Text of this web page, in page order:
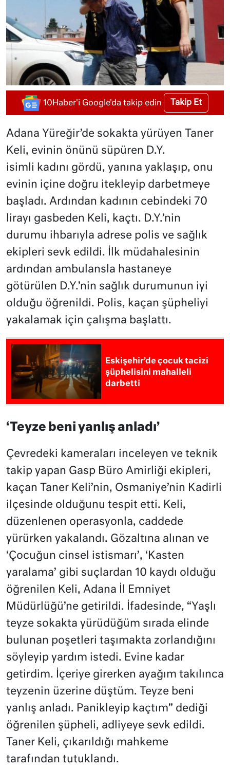
10Haber'i Google'da takip edin Takip Et
Adana Yüreğir’de sokakta yürüyen Taner
Keli, evinin önünü süpüren D.Y.
isimli kadını gördü, yanına yaklaşıp, onu
evinin içine doğru itekleyip darbetmeye
başladı. Ardından kadının cebindeki 70
lirayı gasbeden Keli, kaçtı. D.Y.’nin
durumu ihbarıyla adrese polis ve sağlık
ekipleri sevk edildi. İlk müdahalesinin
ardından ambulansla hastaneye
götürülen D.Y.’nin sağlık durumunun iyi
olduğu öğrenildi. Polis, kaçan şüpheliyi
yakalamak için çalışma başlattı.
Eskişehir’de çocuk tacizi
şüphelisini mahalleli
darbetti
‘Teyze beni yanlış anladı’
Çevredeki kameraları inceleyen ve teknik
takip yapan Gasp Büro Amirliği ekipleri,
kaçan Taner Keli’nin, Osmaniye’nin Kadirli
ilçesinde olduğunu tespit etti. Keli,
düzenlenen operasyonla, caddede
yürürken yakalandı. Gözaltına alınan ve
‘Çocuğun cinsel istismarı’, ‘Kasten
yaralama’ gibi suçlardan 10 kaydı olduğu
öğrenilen Keli, Adana İl Emniyet
Müdürlüğü’ne getirildi. İfadesinde, “Yaşlı
teyze sokakta yürüdüğüm sırada elinde
bulunan poşetleri taşımakta zorlandığını
söyleyip yardım istedi. Evine kadar
getirdim. İçeriye girerken ayağım takılınca
teyzenin üzerine düştüm. Teyze beni
yanlış anladı. Panikleyip kaçtım” dediği
öğrenilen şüpheli, adliyeye sevk edildi.
Taner Keli, çıkarıldığı mahkeme
tarafından tutuklandı.